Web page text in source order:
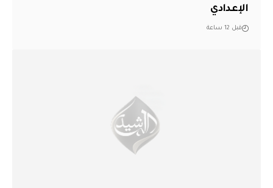
الإعدادي
قبل 12 ساعة